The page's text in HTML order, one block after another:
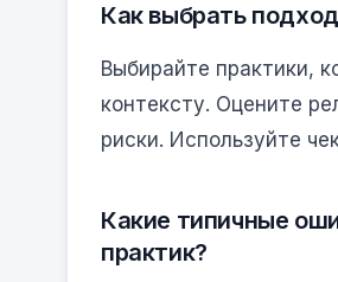
Как выбрать
Выбирайте практики,
контексту. Оцените
риски. Используйте
Какие типичные
практик?